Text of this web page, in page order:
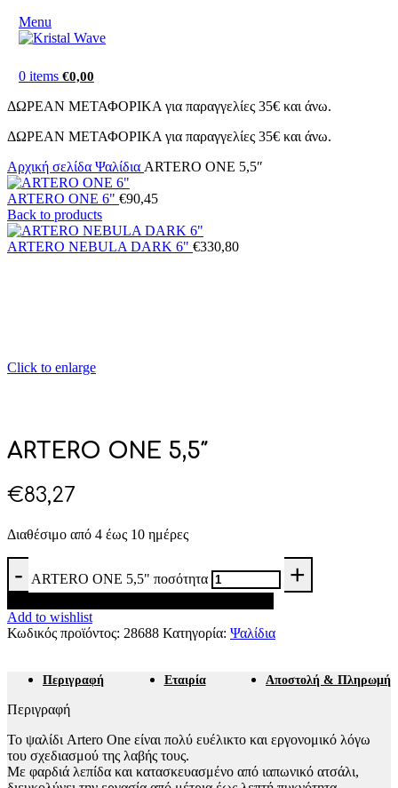
Menu
0 items €0,00
ΔΩΡΕΑΝ ΜΕΤΑΦΟΡΙΚΑ για παραγγελίες 35€ και άνω.
ΔΩΡΕΑΝ ΜΕΤΑΦΟΡΙΚΑ για παραγγελίες 35€ και άνω.
Αρχική σελίδα Ψαλίδια ARTERO ONE 5,5″
ARTERO ONE 6" €90,45
Back to products
ARTERO NEBULA DARK 6" €330,80
Click to enlarge
ARTERO ONE 5,5″
€83,27
Διαθέσιμο από 4 έως 10 ημέρες
ARTERO ONE 5,5" ποσότητα
Add to wishlist
Κωδικός προϊόντος: 28688 Κατηγορία: Ψαλίδια
Περιγραφή Εταιρία Αποστολή & Πληρωμή
Περιγραφή
Το ψαλίδι Artero One είναι πολύ ευέλικτο και εργονομικό λόγω
του σχεδιασμού της λαβής τους.
Με φαρδιά λεπίδα και κατασκευασμένο από ιαπωνικό ατσάλι,